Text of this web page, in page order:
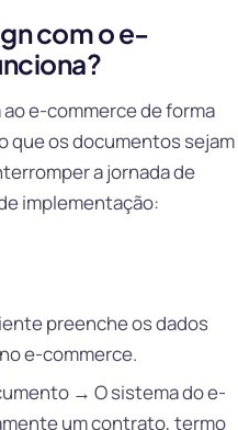
com o e-
e-commerce de forma
que os documentos sejam
a jornada de
implementação:
preenche os dados
e-commerce.
→ O sistema do e-
um contrato, termo